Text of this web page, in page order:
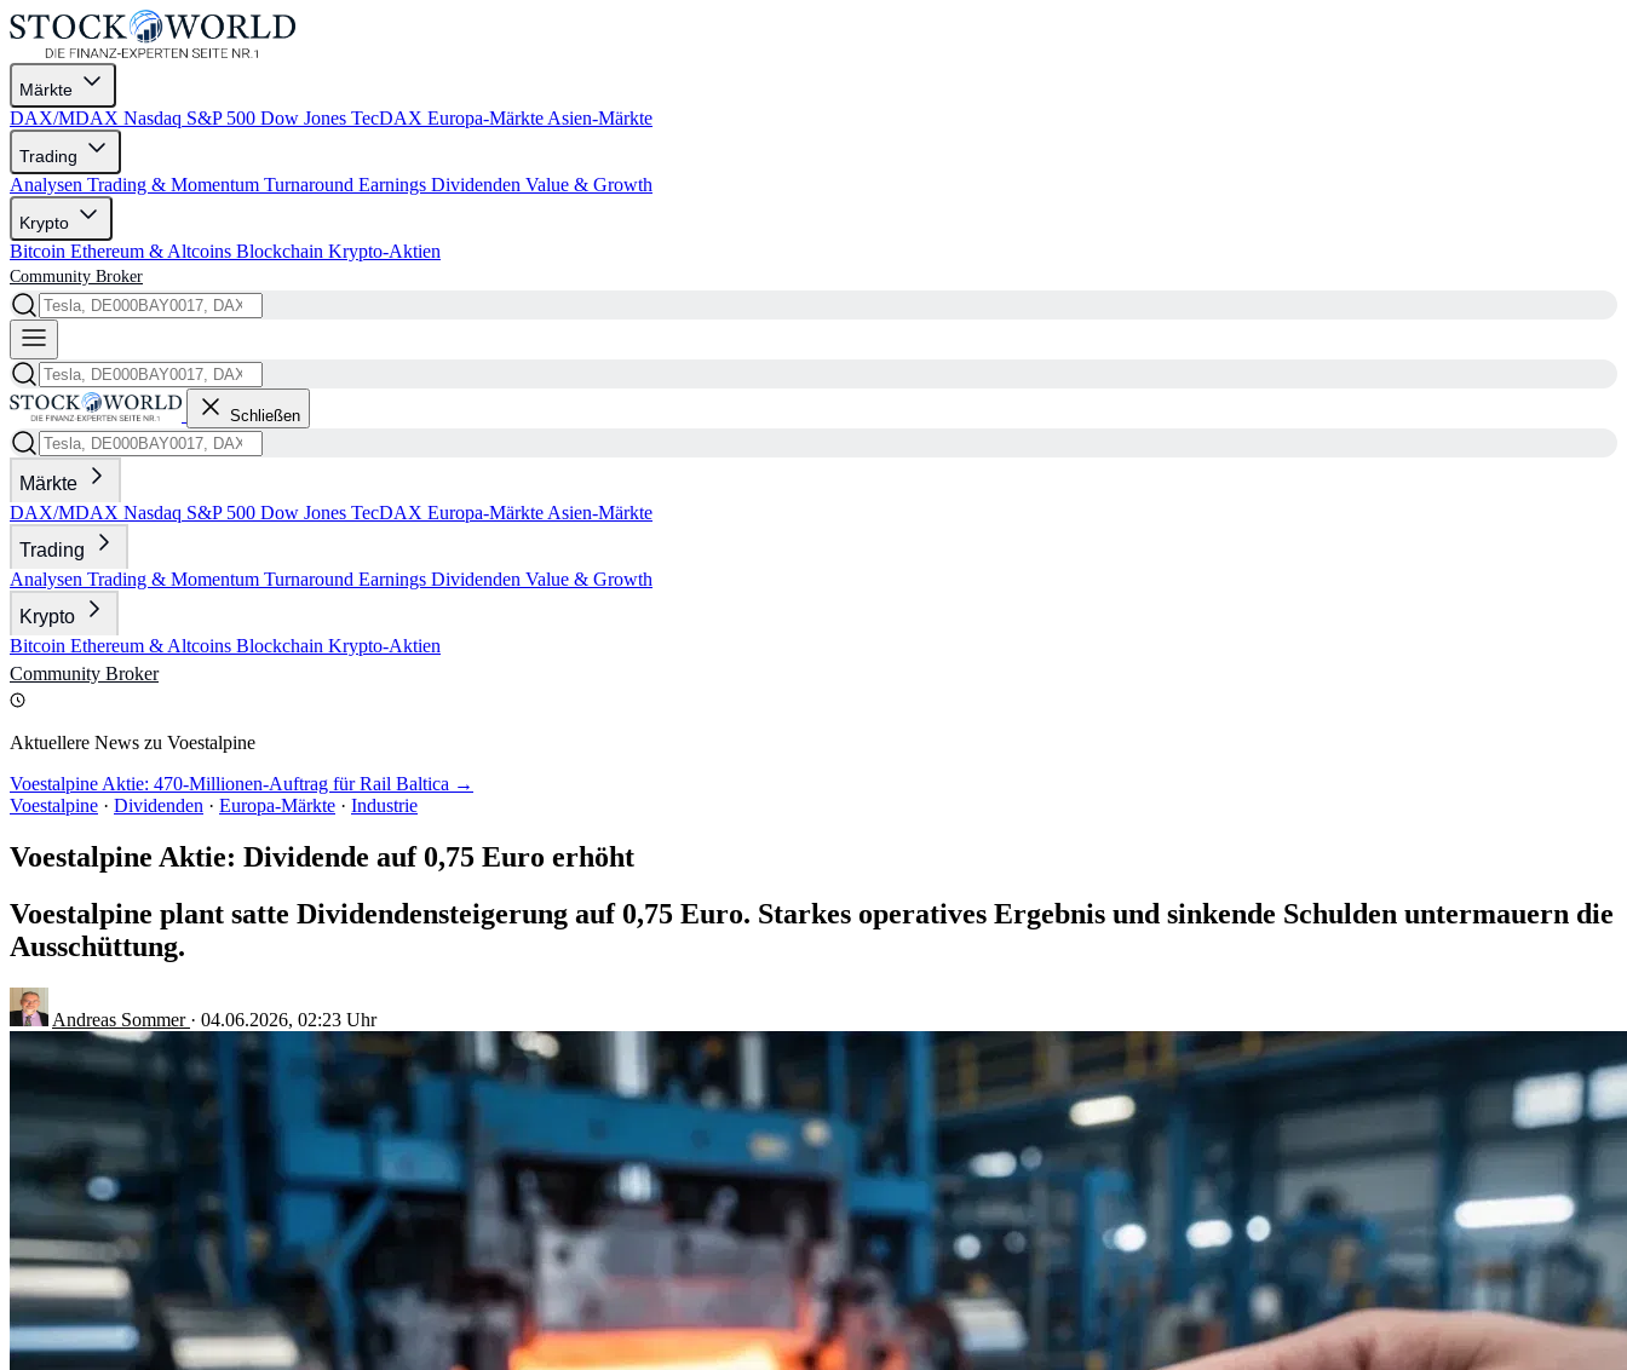
Märkte
DAX/MDAX Nasdaq S&P 500 Dow Jones TecDAX Europa-Märkte Asien-Märkte
Trading
Analysen Trading & Momentum Turnaround Earnings Dividenden Value & Growth
Krypto
Bitcoin Ethereum & Altcoins Blockchain Krypto-Aktien
Community Broker
Schließen
Märkte
DAX/MDAX Nasdaq S&P 500 Dow Jones TecDAX Europa-Märkte Asien-Märkte
Trading
Analysen Trading & Momentum Turnaround Earnings Dividenden Value & Growth
Krypto
Bitcoin Ethereum & Altcoins Blockchain Krypto-Aktien
Community Broker
Aktuellere News zu Voestalpine
Voestalpine Aktie: 470-Millionen-Auftrag für Rail Baltica →
Voestalpine · Dividenden · Europa-Märkte · Industrie
Voestalpine Aktie: Dividende auf 0,75 Euro erhöht
Voestalpine plant satte Dividendensteigerung auf 0,75 Euro. Starkes operatives Ergebnis und sinkende Schulden untermauern die
Ausschüttung.
Andreas Sommer · 04.06.2026, 02:23 Uhr